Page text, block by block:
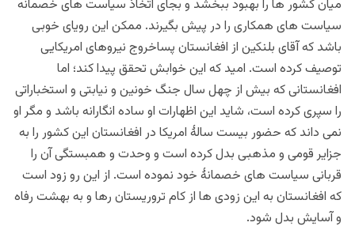
میان کشور ها را بهبود ببخشد و بجای اتخاذ سیاست های خصمانه
سیاست های همکاری را در پیش بگیرند. ممکن این رویای خوبی
باشد که آقای بلنکین از افغانستان پساخروج نیروهای امریکایی
توصیف کرده است. امید که این خوابش تحقق پیدا کند؛ اما
افغانستانی که بیش از چهل سال جنگ خونین و نیابتی و استخباراتی
را سپری کرده است، شاید این اظهارات او ساده انگارانه باشد و مگر او
نمی داند که حضور بیست سالۀ امریکا در افغانستان این کشور را به
جزایر قومی و مذهبی بدل کرده است و وحدت و همبستگی آن را
قربانی سیاست های خصمانۀ خود نموده است. از این رو زود است
که افغانستان به این زودی ها از کام تروریستان رها و به بهشت رفاه
و آسایش بدل شود.